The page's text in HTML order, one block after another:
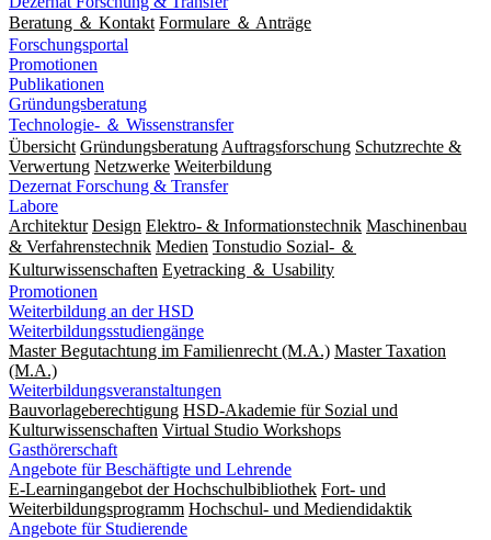
Beratung ＆ Kontakt Formulare ＆ Anträge
Forschungsportal
Promotionen
Publikationen
Gründungsberatung
Technologie- ＆ Wissenstransfer
Übersicht Gründungsberatung Auftragsforschung Schutzrechte &
Verwertung Netzwerke Weiterbildung
Dezernat Forschung & Transfer
Labore
Architektur Design Elektro- & Informationstechnik Maschinenbau
& Verfahrenstechnik Medien Tonstudio Sozial- ＆
Kulturwissenschaften Eyetracking ＆ Usability
Promotionen
Weiterbildung an der HSD
Weiterbildungsstudiengänge
Master Begutachtung im Familienrecht (M.A.) Master Taxation
(M.A.)
Weiterbildungsveranstaltungen
Bauvorlageberechtigung HSD-Akademie für Sozial und
Kulturwissenschaften Virtual Studio Workshops
Gasthörerschaft
Angebote für Beschäftigte und Lehrende
E-Learningangebot der Hochschulbibliothek Fort- und
Weiterbildungsprogramm Hochschul- und Mediendidaktik
Angebote für Studierende